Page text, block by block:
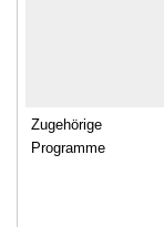
Zugehörige
Programme